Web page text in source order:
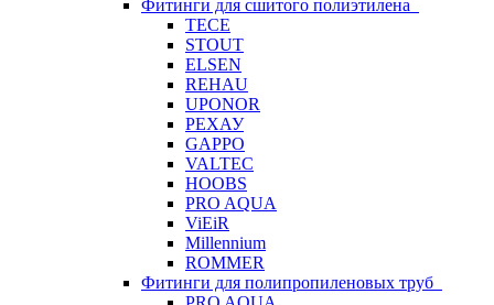
Фитинги для сшитого полиэтилена
TECE
STOUT
ELSEN
REHAU
UPONOR
РЕХАУ
GAPPO
VALTEC
HOOBS
PRO AQUA
ViEiR
Millennium
ROMMER
Фитинги для полипропиленовых труб